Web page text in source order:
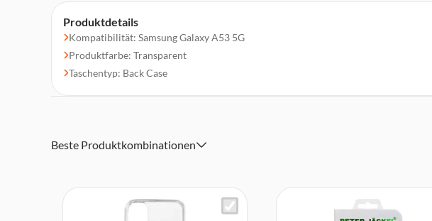
Produktdetails
Kompatibilität: Samsung Galaxy A53 5G
Produktfarbe: Transparent
Taschentyp: Back Case
Beste Produktkombinationen